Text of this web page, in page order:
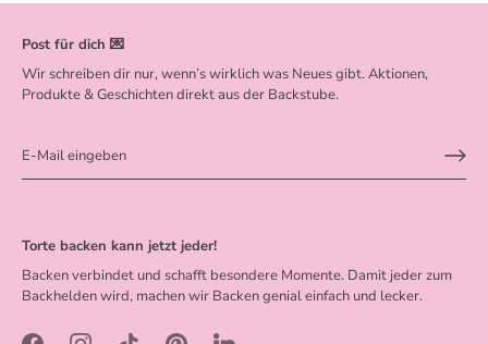
Post für dich 💌
Wir schreiben dir nur, wenn’s wirklich was Neues gibt. Aktionen,
Produkte & Geschichten direkt aus der Backstube.
Torte backen kann jetzt jeder!
Backen verbindet und schafft besondere Momente. Damit jeder zum
Backhelden wird, machen wir Backen genial einfach und lecker.